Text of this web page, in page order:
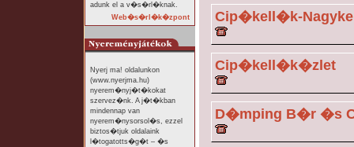
adunk el a v�s�rl�knak.
Web�s�rl�k�zpont
Nyerj ma! oldalunkon
(www.nyerjma.hu)
nyerem�nyj�t�kokat
szervez�nk. A j�t�kban
mindennap van
nyerem�nysorsol�s, ezzel
biztos�tjuk oldalaink
l�togatotts�g�t – �s
Cip�kell�k-
Cip�kell�k�zlet
D�mping B�r �s